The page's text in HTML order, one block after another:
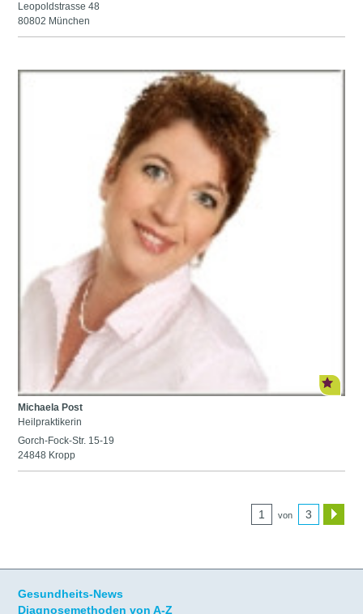
Leopoldstrasse 48
80802 München
Michaela Post
Heilpraktikerin
Gorch-Fock-Str. 15-19
24848 Kropp
1 von 3
Gesundheits-News
Diagnosemethoden von A-Z